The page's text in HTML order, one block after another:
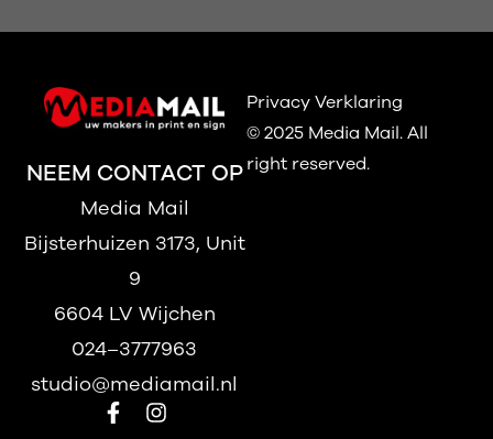
NEEM CONTACT OP
Media Mail
Bijsterhuizen 3173, Unit
9
6604 LV Wijchen
024–3777963
studio@mediamail.nl
Privacy Verklaring
© 2025 Media Mail.All
right reserved.